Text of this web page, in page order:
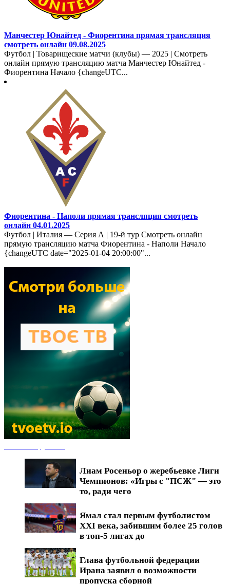
Манчестер Юнайтед - Фиорентина прямая трансляция
смотреть онлайн 09.08.2025
Футбол | Товарищеские матчи (клубы) — 2025 | Смотреть
онлайн прямую трансляцию матча Манчестер Юнайтед -
Фиорентина Начало {changeUTC...
Фиорентина - Наполи прямая трансляция смотреть
онлайн 04.01.2025
Футбол | Италия — Серия А | 19-й тур Смотреть онлайн
прямую трансляцию матча Фиорентина - Наполи Начало
{changeUTC date="2025-01-04 20:00:00"...
Лиам Росеньор о жеребьевке Лиги
Чемпионов: «Игры с "ПСЖ" — это
то, ради чего
Ямал стал первым футболистом
XXI века, забившим более 25 голов
в топ-5 лигах до
Глава футбольной федерации
Ирана заявил о возможности
пропуска сборной